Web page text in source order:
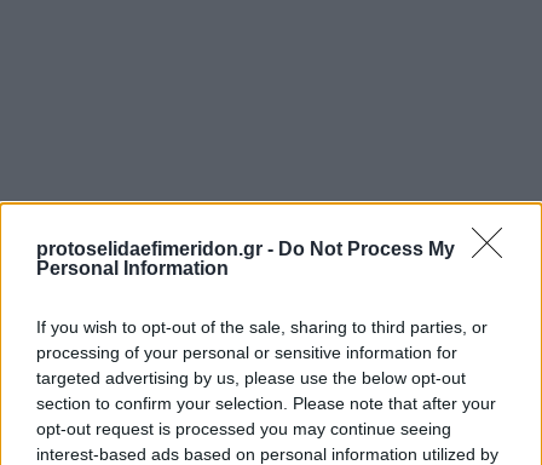
protoselidaefimeridon.gr - Do Not Process My
Personal Information
If you wish to opt-out of the sale, sharing to third parties, or
processing of your personal or sensitive information for
targeted advertising by us, please use the below opt-out
section to confirm your selection. Please note that after your
opt-out request is processed you may continue seeing
interest-based ads based on personal information utilized by
Επόμενη
Ελεύθερος Τύπος